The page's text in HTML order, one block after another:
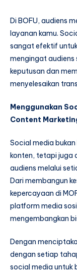
Di BOFU, audiens
layanan kamu.
sangat efektif
mengingat
keputusan dan
menyelesaikan
Menggunakan
Content
Social media
konten, tetapi juga
audiens melalui
Dari membangun
kepercayaan di
platform media
mengembangkan
Dengan
dengan setiap
social media untuk